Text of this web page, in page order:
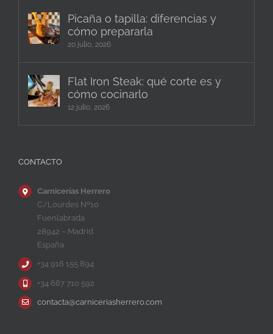
Picaña o tapilla: diferencias y
cómo prepararla
20 julio, 2026
Flat Iron Steak: qué corte es y
cómo cocinarlo
12 julio, 2026
CONTACTO
Carnicerías Herrero
C/Lourdes Nº10
Fuenlabrada
28942 – Madrid
España
+34 916 155 894
+34 687 710 592
contacta@carniceriasherrero.com